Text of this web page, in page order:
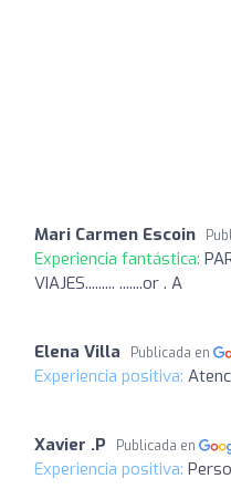
Mari Carmen Escoin
Experiencia fantástica:
VIAJES......... .......or . A
Elena Villa Publicada en
Experiencia positiva:
Xavier .P Publicada en
Experiencia positiva: